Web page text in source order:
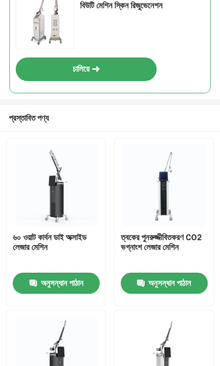
বিউটি মেশিন স্কিন রিজুভেনেশন
চালিয়ে
প্রস্তাবিত পণ্য
৬০ ওয়াট কার্বন ডাই অক্সাইড
লেজার মেশিন
অনুসন্ধান পাঠান
ত্বকের পুনরুজ্জীবিতকরণ CO2
ভগ্নাংশ লেজার মেশিন
অনুসন্ধান পাঠান